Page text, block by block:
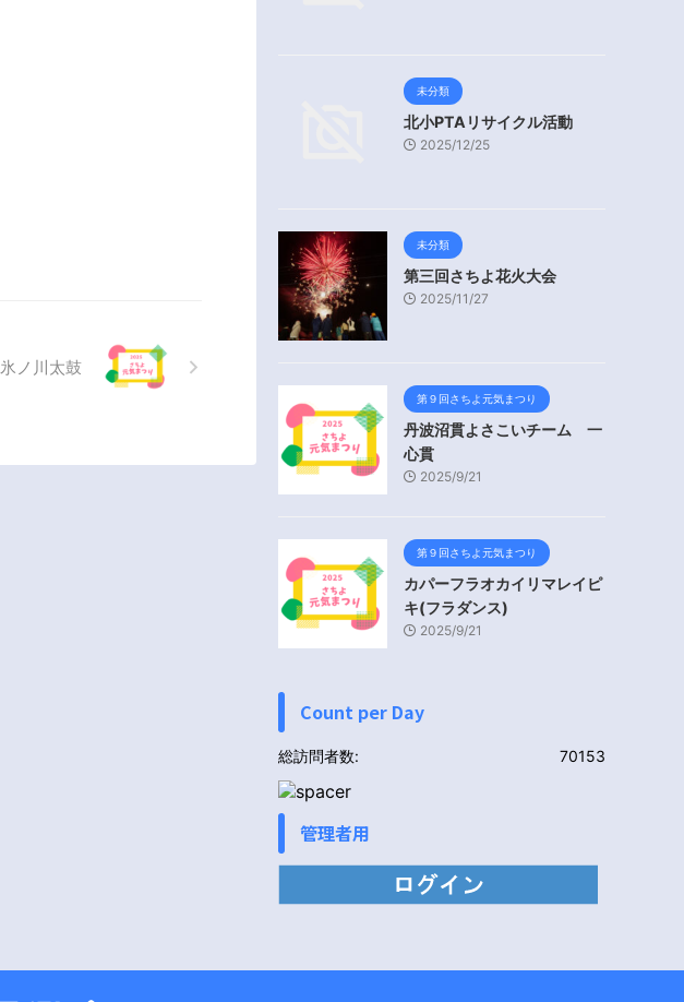
氷ノ川太鼓
未分類
北小PTAリサイクル活動
2025/12/25
未分類
第三回さちよ花火大会
2025/11/27
第９回さちよ元気まつり
丹波沼貫よさこいチーム 一
心貫
2025/9/21
第９回さちよ元気まつり
カパーフラオカイリマレイピ
キ(フラダンス)
2025/9/21
Count per Day
70153
総訪問者数:
管理者用